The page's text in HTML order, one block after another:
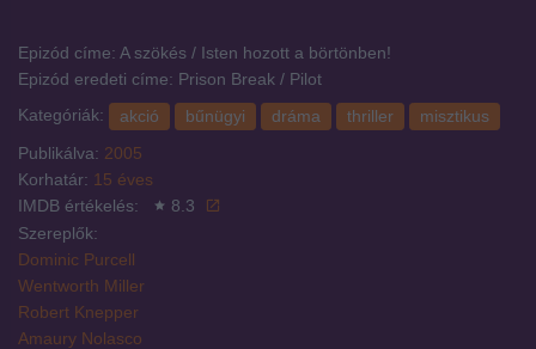
Epizód címe: A szökés / Isten hozott a börtönben!
Epizód eredeti címe: Prison Break / Pilot
Kategóriák:
akció bűnügyi dráma thriller
misztikus
Publikálva: 2005
Korhatár: 15 éves
IMDB értékelés:
8.3
Szereplők:
Dominic Purcell
Wentworth Miller
Robert Knepper
Amaury Nolasco